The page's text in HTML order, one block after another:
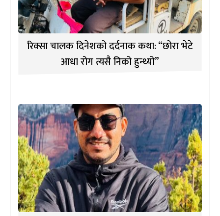
रिक्सा चालक दिनेशको दर्दनाक कथा: “छोरा भेटे
आधा रोग त्यसै निको हुन्थ्यो”